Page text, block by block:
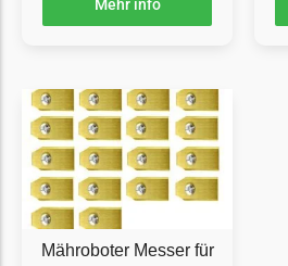
McCulloch
Medion
Medion Messer
Begrenzungsdraht
Mountfield
Mountfield Messer
Mehr info
Mähroboter Messer für